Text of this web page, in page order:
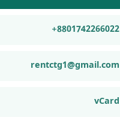
+8801742266022
rentctg1@gmail.com
vCard